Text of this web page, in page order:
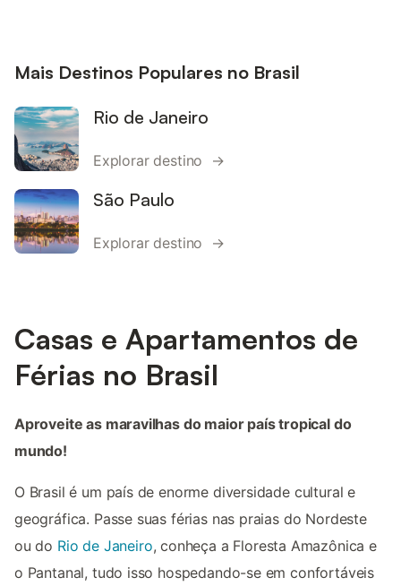
Mais Destinos Populares no Brasil
Rio de Janeiro
Explorar destino →
São Paulo
Explorar destino →
Casas e Apartamentos de
Férias no Brasil
Aproveite as maravilhas do maior país tropical do
mundo!
O Brasil é um país de enorme diversidade cultural e
geográfica. Passe suas férias nas praias do Nordeste
ou do Rio de Janeiro, conheça a Floresta Amazônica e
o Pantanal, tudo isso hospedando-se em confortáveis